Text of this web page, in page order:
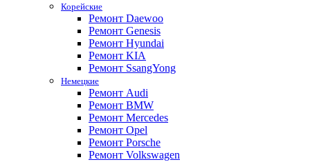
Корейские
Ремонт Daewoo
Ремонт Genesis
Ремонт Hyundai
Ремонт KIA
Ремонт SsangYong
Немецкие
Ремонт Audi
Ремонт BMW
Ремонт Mercedes
Ремонт Opel
Ремонт Porsche
Ремонт Volkswagen